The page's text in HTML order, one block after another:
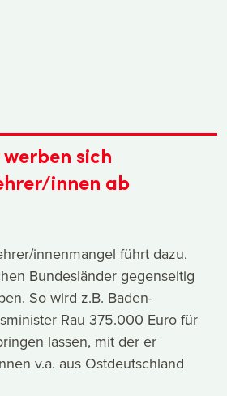
sich
innen ab
innenmangel führt dazu,
Bundesländer gegenseitig
So wird z.B. Baden-
Rau 375.000 Euro für
lassen, mit der er
v.a. aus Ostdeutschland